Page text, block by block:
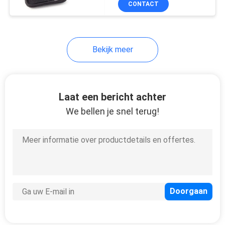
Neopreen Tote Bag
Het Potloodgeval
Doos Ontworpen voor
CONTACT
Bekijk meer
Laat een bericht achter
We bellen je snel terug!